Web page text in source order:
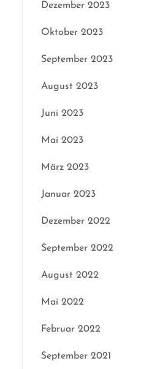
Dezember 2023
Oktober 2023
September 2023
August 2023
Juni 2023
Mai 2023
März 2023
Januar 2023
Dezember 2022
September 2022
August 2022
Mai 2022
Februar 2022
September 2021